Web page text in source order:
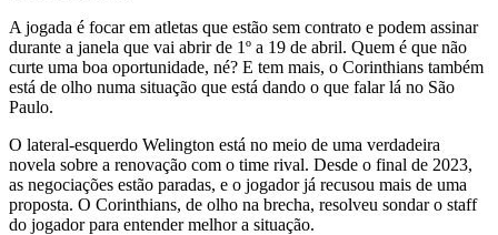
A jogada é focar em atletas que estão sem contrato e podem assinar
durante a janela que vai abrir de 1º a 19 de abril. Quem é que não
curte uma boa oportunidade, né? E tem mais, o Corinthians também
está de olho numa situação que está dando o que falar lá no São
Paulo.
O lateral-esquerdo Welington está no meio de uma verdadeira
novela sobre a renovação com o time rival. Desde o final de 2023,
as negociações estão paradas, e o jogador já recusou mais de uma
proposta. O Corinthians, de olho na brecha, resolveu sondar o staff
do jogador para entender melhor a situação.